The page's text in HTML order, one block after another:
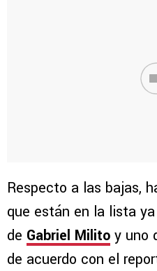
Respecto a las bajas,
que están en la lista
de Gabriel Milito y uno
de acuerdo con el